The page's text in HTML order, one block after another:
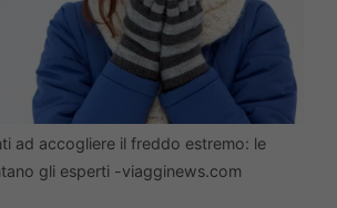
ad accogliere il freddo estremo: le
gli esperti -viagginews.com